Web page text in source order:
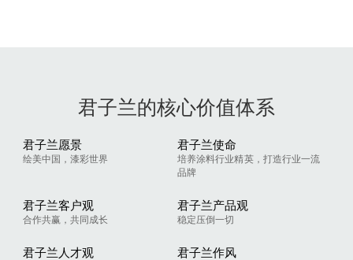
君子兰的核心价值体系
君子兰愿景
绘美中国，漆彩世界
君子兰使命
培养涂料行业精英，打造行业一流
品牌
君子兰客户观
合作共赢，共同成长
君子兰产品观
稳定压倒一切
君子兰人才观 君子兰作风